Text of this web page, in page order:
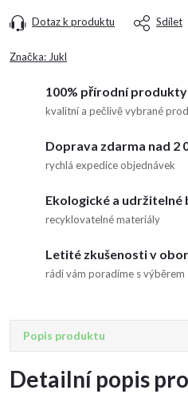
Dotaz k produktu Sdílet
Značka: Jukl
100% přírodní produkty
kvalitní a pečlivě vybrané
Doprava zdarma nad 2
rychlá expedice objednávek
Ekologické a udržitelné
recyklovatelné materiály
Letité zkušenosti v
rádi vám poradíme s výběrem
Popis produktu
Detailní popis